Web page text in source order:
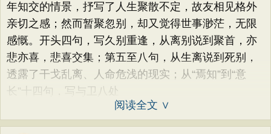
年知交的情景，抒写了人生聚散不定，故友相见格外
亲切之感；然而暂聚忽别，却又觉得世事渺茫，无限
感慨。开头四句，写久别重逢，从离别说到聚首，亦
悲亦喜，悲喜交集；第五至八句，从生离说到死别，
透露了干戈乱离、人命危浅的现实；从“焉知”到“意
长”十四句，写与卫八处
阅读全文 ∨